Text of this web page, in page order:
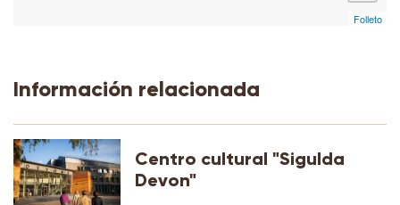
Folleto
Información relacionada
Centro cultural "Sigulda
Devon"